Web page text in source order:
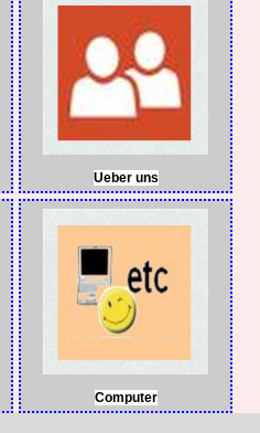
Ueber uns
Computer